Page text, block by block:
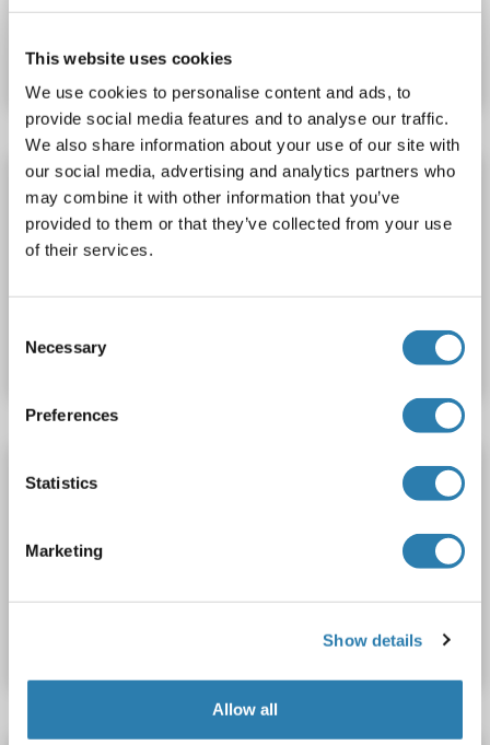
This website uses cookies
We use cookies to personalise content and ads, to
provide social media features and to analyse our traffic.
We also share information about your use of our site with
our social media, advertising and analytics partners who
may combine it with other information that you’ve
provided to them or that they’ve collected from your use
of their services.
Selection
Necessary
Preferences
Statistics
Marketing
Show details
Allow all
N° du produit ABIN467507
Fiche technique
RASGRP2 anticorps
RASGRP2 Reactivité: Humain, Souris, Rat
Hôte: Lapin
Polyclonal
Fiche technique
RASGRP2 anticorps
N° du produit ABIN7466900
Détails